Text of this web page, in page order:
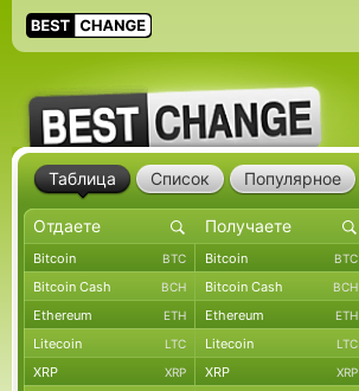
Таблица Список Популярное
Bitcoin BTC Bitcoin BTC
Bitcoin Cash BCH Bitcoin Cash BCH
Ethereum ETH Ethereum ETH
Litecoin LTC Litecoin LTC
XRP XRP XRP XRP